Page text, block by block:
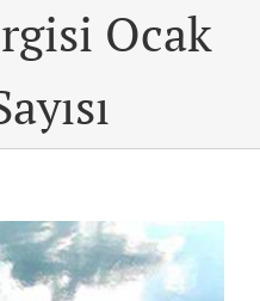
Ocak